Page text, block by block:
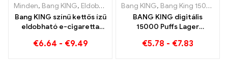
Minden, Bang KING, Eldobható e-cigaretta Litvánia ,Eldobható
Bang KING színű kettős ízű
eldobható e-cigaretta
ízekkel az eper
€6.64 - €9.49
Bang KING, Bang King 15000 Puff
BANG KING digitális
15000 Puffs Lager
nélküli élvezet
€5.78 - €7.83